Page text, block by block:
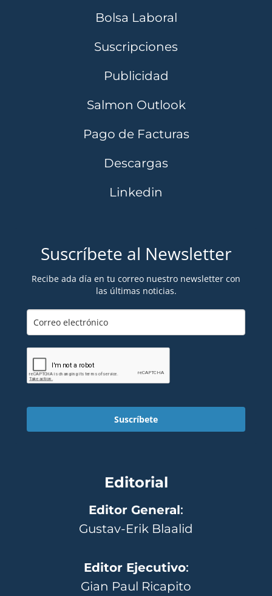
Bolsa Laboral
Suscripciones
Publicidad
Salmon Outlook
Pago de Facturas
Descargas
Linkedin
Suscríbete al Newsletter
Recibe ada día en tu correo nuestro newsletter con
las últimas noticias.
Suscríbete
Editorial
Editor General:
Gustav-Erik Blaalid
Editor Ejecutivo:
Gian Paul Ricapito